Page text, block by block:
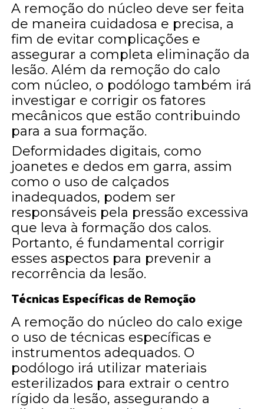
A remoção do núcleo deve ser feita
de maneira cuidadosa e precisa, a
fim de evitar complicações e
assegurar a completa eliminação da
lesão. Além da remoção do calo
com núcleo, o podólogo também irá
investigar e corrigir os fatores
mecânicos que estão contribuindo
para a sua formação.
Deformidades digitais, como
joanetes e dedos em garra, assim
como o uso de calçados
inadequados, podem ser
responsáveis pela pressão excessiva
que leva à formação dos calos.
Portanto, é fundamental corrigir
esses aspectos para prevenir a
recorrência da lesão.
Técnicas Específicas de Remoção
A remoção do núcleo do calo exige
o uso de técnicas específicas e
instrumentos adequados. O
podólogo irá utilizar materiais
esterilizados para extrair o centro
rígido da lesão, assegurando a